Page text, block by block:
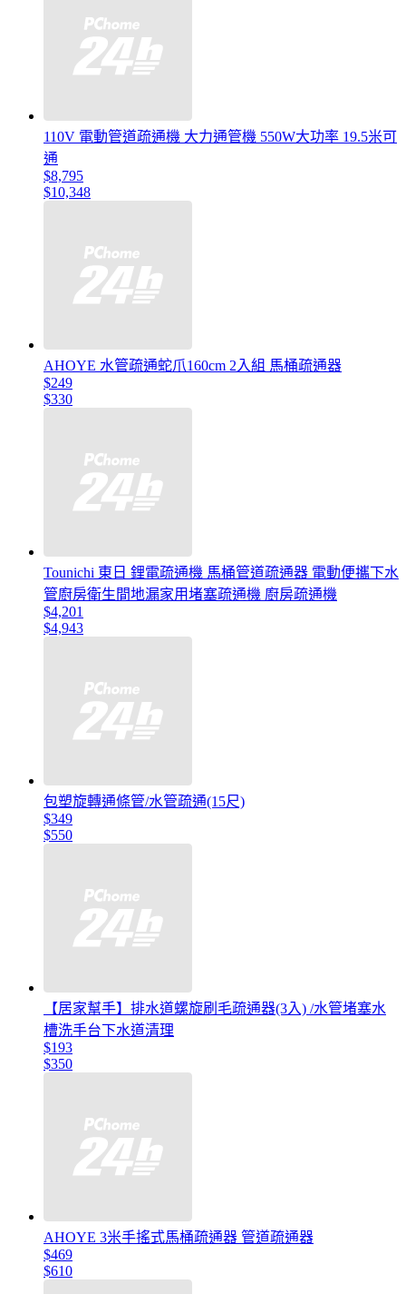
110V 電動管道疏通機 大力通管機 550W大功率 19.5米可
通
$8,795
$10,348
AHOYE 水管疏通蛇爪160cm 2入組 馬桶疏通器
$249
$330
Tounichi 東日 鋰電疏通機 馬桶管道疏通器 電動便攜下水
管廚房衛生間地漏家用堵塞疏通機 廚房疏通機
$4,201
$4,943
包塑旋轉通條管/水管疏通(15尺)
$349
$550
【居家幫手】排水道螺旋刷毛疏通器(3入) /水管堵塞水
槽洗手台下水道清理
$193
$350
AHOYE 3米手搖式馬桶疏通器 管道疏通器
$469
$610